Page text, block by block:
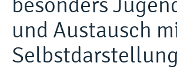
besonders
und Austausch